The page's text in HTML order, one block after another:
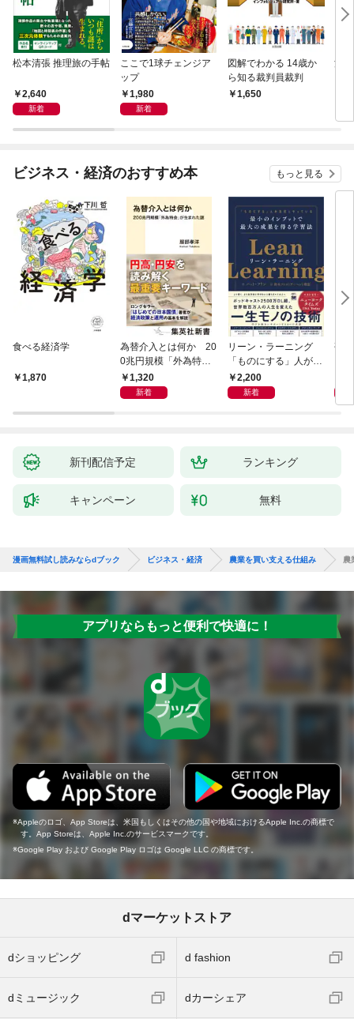
松本清張 推理旅の手帖
2,640
新着
ここで1球チェンジア
ップ
1,980
新着
図解でわかる 14歳か
ら知る裁判員裁判
1,650
深
ビジネス・経済のおすすめ本 もっと見る
食べる経済学
1,870
為替介入とは何か 20
0兆円規模「外為特
会」が生まれた謎
1,320
新着
リーン・ラーニング
「ものにする」人が自
然とやっている 最小の
インプットで最大の成
2,200
新着
研
新刊配信予定 ランキング
キャンペーン 無料
漫画無料試し読みならdブック ビジネス・経済 農業を買い支える仕組み 農
アプリならもっと便利で快適に！
Appleのロゴ、App Storeは、米国もしくはその他の国や地域におけるApple Inc.の商標で
す。App Storeは、Apple Inc.のサービスマークです。
Google Play および Google Play ロゴは Google LLC の商標です。
dマーケットストア
dショッピング d fashion
dミュージック dカーシェア